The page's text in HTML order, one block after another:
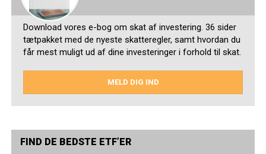
Download vores e-bog om skat af investering. 36 sider
tætpakket med de nyeste skatteregler, samt hvordan du
får mest muligt ud af dine investeringer i forhold til skat.
MELD DIG IND
FIND DE BEDSTE ETF’ER